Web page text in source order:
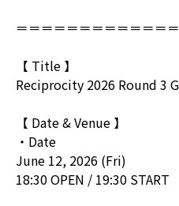
＝＝＝＝＝＝＝＝＝＝＝＝
【 Title 】
Reciprocity 2026 Round 3
【 Date & Venue 】
・Date
June 12, 2026 (Fri)
18:30 OPEN / 19:30 START